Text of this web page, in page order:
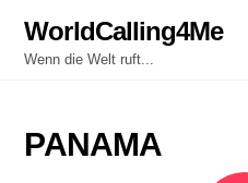
content
WorldCalling4Me
Wenn die Welt ruft...
PANAMA